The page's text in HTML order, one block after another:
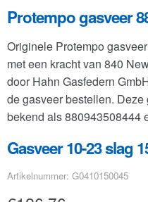
Toepassingen
Klantenservice
FAQ
Protempo gasveer
Originele Protempo
met een kracht van 840
door Hahn Gasfedern
de gasveer bestellen. Deze
bekend als 880943508444
Gasveer 10-23 slag
Artikelnummer: G0410150045